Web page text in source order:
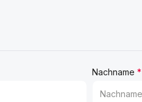
Nachname*